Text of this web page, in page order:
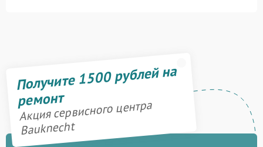
Получите 1500 рублей на
ремонт
Акция сервисного центра
Bauknecht